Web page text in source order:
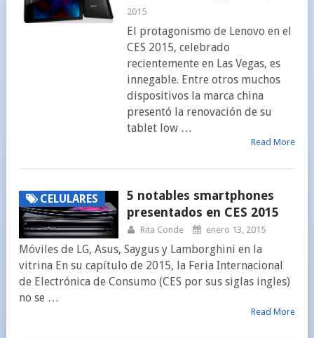
2015
El protagonismo de Lenovo en el
CES 2015, celebrado
recientemente en Las Vegas, es
innegable. Entre otros muchos
dispositivos la marca china
presentó la renovación de su
tablet low …
Read More
CELULARES
5 notables smartphones
presentados en CES 2015
Rita Conde enero 13, 2015
Móviles de LG, Asus, Saygus y Lamborghini en la
vitrina En su capítulo de 2015, la Feria Internacional
de Electrónica de Consumo (CES por sus siglas ingles)
no se …
Read More